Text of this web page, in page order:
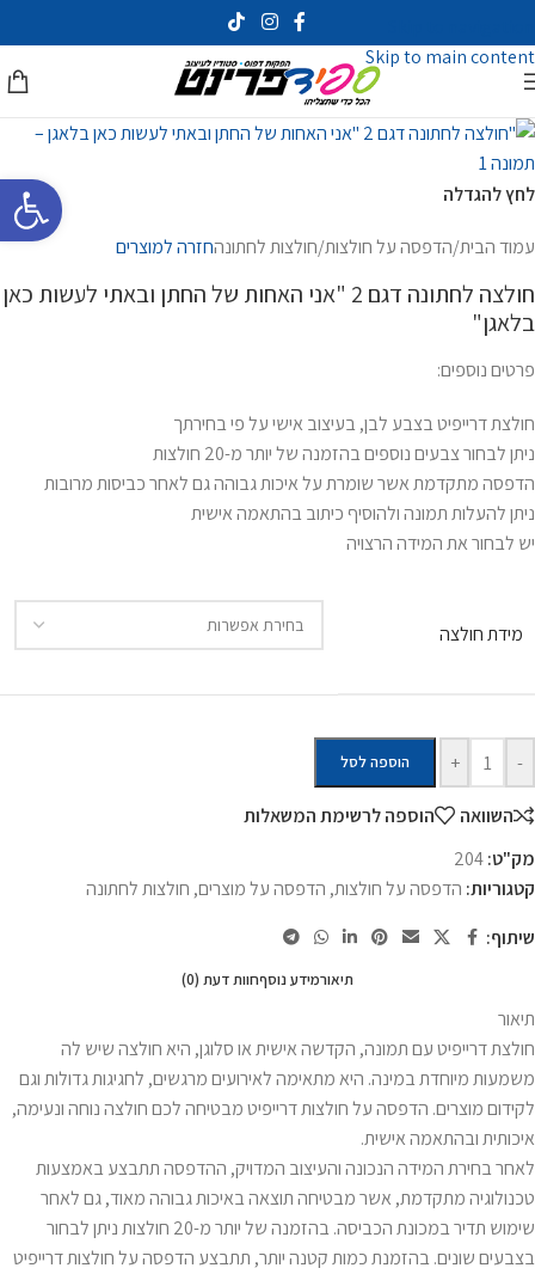
פתח
Skip to main content
לחץ להגדלה
עמוד הבית/הדפסה על חולצות/חולצות לחתונהחזרה למוצרים
חולצה לחתונה דגם 2 "אני האחות של החתן ובאתי לעשות כאן
בלאגן"
פרטים נוספים:
חולצת דרייפיט בצבע לבן, בעיצוב אישי על פי בחירתך
ניתן לבחור צבעים נוספים בהזמנה של יותר מ-20 חולצות
הדפסה מתקדמת אשר שומרת על איכות גבוהה גם לאחר כביסות מרובות
ניתן להעלות תמונה ולהוסיף כיתוב בהתאמה אישית
יש לבחור את המידה הרצויה
מידת חולצה
-
+ הוספה לסל
השוואה
הוספה לרשימת המשאלות
מק"ט:204
קטגוריות: הדפסה על חולצות, הדפסה על מוצרים, חולצות לחתונה
שיתוף:
תיאורמידע נוסףחוות דעת (0)
תיאור
חולצת דרייפיט עם תמונה, הקדשה אישית או סלוגן, היא חולצה שיש לה
משמעות מיוחדת במינה. היא מתאימה לאירועים מרגשים, לחגיגות גדולות וגם
לקידום מוצרים. הדפסה על חולצות דרייפיט מבטיחה לכם חולצה נוחה ונעימה,
איכותית ובהתאמה אישית.
לאחר בחירת המידה הנכונה והעיצוב המדויק, ההדפסה תתבצע באמצעות
טכנולוגיה מתקדמת, אשר מבטיחה תוצאה באיכות גבוהה מאוד, גם לאחר
שימוש תדיר במכונת הכביסה. בהזמנה של יותר מ-20 חולצות ניתן לבחור
בצבעים שונים. בהזמנת כמות קטנה יותר, תתבצע הדפסה על חולצות דרייפיט